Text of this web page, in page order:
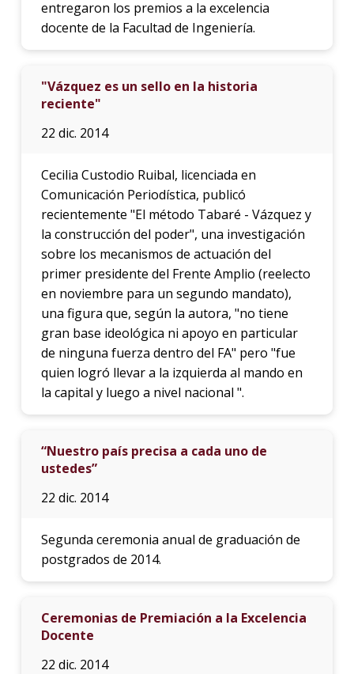
entregaron los premios a la excelencia
docente de la Facultad de Ingeniería.
"Vázquez es un sello en la historia
reciente"
22 dic. 2014
Cecilia Custodio Ruibal, licenciada en
Comunicación Periodística, publicó
recientemente "El método Tabaré - Vázquez y
la construcción del poder", una investigación
sobre los mecanismos de actuación del
primer presidente del Frente Amplio (reelecto
en noviembre para un segundo mandato),
una figura que, según la autora, "no tiene
gran base ideológica ni apoyo en particular
de ninguna fuerza dentro del FA" pero "fue
quien logró llevar a la izquierda al mando en
la capital y luego a nivel nacional ".
“Nuestro país precisa a cada uno de
ustedes”
22 dic. 2014
Segunda ceremonia anual de graduación de
postgrados de 2014.
Ceremonias de Premiación a la Excelencia
Docente
22 dic. 2014